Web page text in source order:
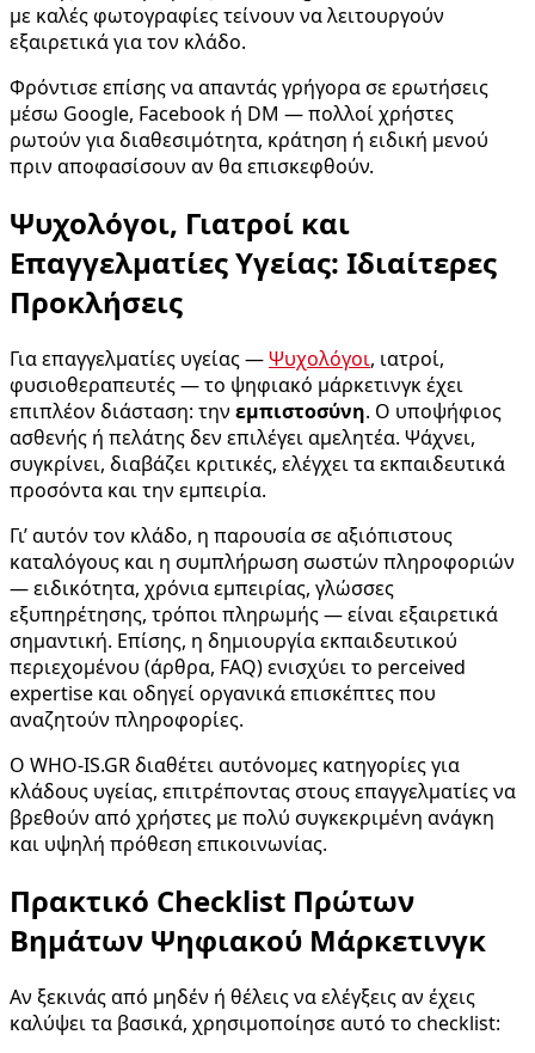
με καλές φωτογραφίες τείνουν να λειτουργούν
εξαιρετικά για τον κλάδο.
Φρόντισε επίσης να απαντάς γρήγορα σε ερωτήσεις
μέσω Google, Facebook ή DM — πολλοί χρήστες
ρωτούν για διαθεσιμότητα, κράτηση ή ειδική μενού
πριν αποφασίσουν αν θα επισκεφθούν.
Ψυχολόγοι, Γιατροί και
Επαγγελματίες Υγείας: Ιδιαίτερες
Προκλήσεις
Για επαγγελματίες υγείας —Ψυχολόγοι, ιατροί,
φυσιοθεραπευτές — το ψηφιακό μάρκετινγκ έχει
επιπλέον διάσταση: την εμπιστοσύνη. Ο υποψήφιος
ασθενής ή πελάτης δεν επιλέγει αμελητέα. Ψάχνει,
συγκρίνει, διαβάζει κριτικές, ελέγχει τα εκπαιδευτικά
προσόντα και την εμπειρία.
Γι’ αυτόν τον κλάδο, η παρουσία σε αξιόπιστους
καταλόγους και η συμπλήρωση σωστών πληροφοριών
— ειδικότητα, χρόνια εμπειρίας, γλώσσες
εξυπηρέτησης, τρόποι πληρωμής — είναι εξαιρετικά
σημαντική. Επίσης, η δημιουργία εκπαιδευτικού
περιεχομένου (άρθρα, FAQ) ενισχύει το perceived
expertise και οδηγεί οργανικά επισκέπτες που
αναζητούν πληροφορίες.
Ο WHO-IS.GR διαθέτει αυτόνομες κατηγορίες για
κλάδους υγείας, επιτρέποντας στους επαγγελματίες να
βρεθούν από χρήστες με πολύ συγκεκριμένη ανάγκη
και υψηλή πρόθεση επικοινωνίας.
Πρακτικό Checklist Πρώτων
Βημάτων Ψηφιακού Μάρκετινγκ
Αν ξεκινάς από μηδέν ή θέλεις να ελέγξεις αν έχεις
καλύψει τα βασικά, χρησιμοποίησε αυτό το checklist: